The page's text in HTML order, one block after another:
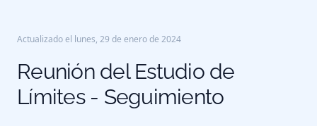
Actualizado el lunes, 29 de enero de 2024
Reunión del Estudio de
Límites - Seguimiento